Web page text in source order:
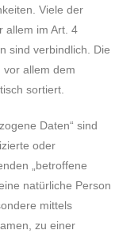
Viele der
allem im Art. 4
sind verbindlich. Die
vor allem dem
sortiert.
Daten“ sind
oder
„betroffene
natürliche Person
mittels
zu einer